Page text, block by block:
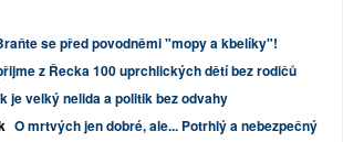
se před povodněmi "mopy a kbelíky"!
z Řecka 100 uprchlických dětí bez rodičů
je velký nelida a politik bez odvahy
O mrtvých jen dobré, ale... Potrhlý a nebezpečný